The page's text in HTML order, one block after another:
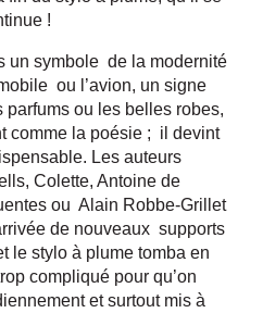
!
un symbole de la modernité
ou l’avion, un signe
parfums ou les belles robes,
comme la poésie ; il devint
Les auteurs
Colette, Antoine de
ou Alain Robbe-Grillet
de nouveaux supports
le stylo à plume tomba en
compliqué pour qu’on
et surtout mis à